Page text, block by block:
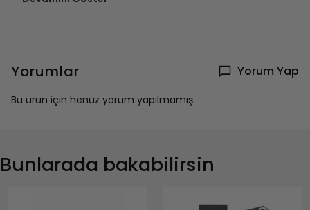
Yorumlar Yorum Yap
Bu ürün için henüz yorum yapılmamış.
Bunlarada bakabilirsin